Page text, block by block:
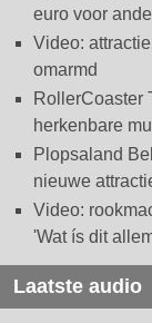
euro voor
Video:
omarmd
RollerCoaster
herkenbare
Plopsaland
nieuwe
Video:
'Wat ís dit
Laatste audio